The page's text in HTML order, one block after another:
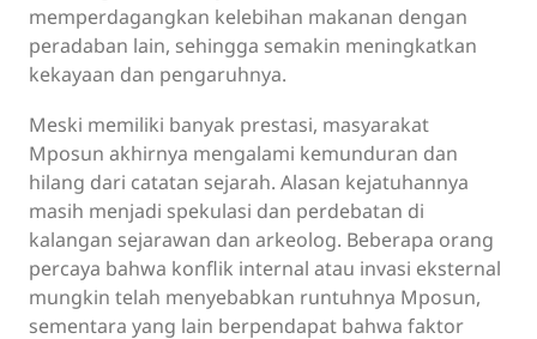
memperdagangkan kelebihan makanan dengan
peradaban lain, sehingga semakin meningkatkan
kekayaan dan pengaruhnya.
Meski memiliki banyak prestasi, masyarakat
Mposun akhirnya mengalami kemunduran dan
hilang dari catatan sejarah. Alasan kejatuhannya
masih menjadi spekulasi dan perdebatan di
kalangan sejarawan dan arkeolog. Beberapa orang
percaya bahwa konflik internal atau invasi eksternal
mungkin telah menyebabkan runtuhnya Mposun,
sementara yang lain berpendapat bahwa faktor